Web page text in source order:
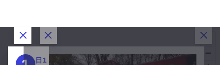
ダ
ダイアログを閉じる
日1
ダイアログを閉じる
日2